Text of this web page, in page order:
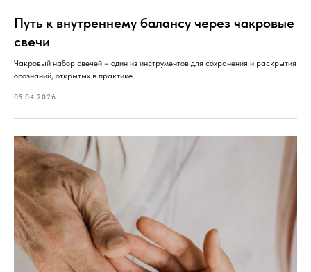
Путь к внутреннему балансу через чакровые
свечи
Чакровый набор свечей – один из инструментов для сохранения и раскрытия
осознаний, открытых в практике.
09.04.2026